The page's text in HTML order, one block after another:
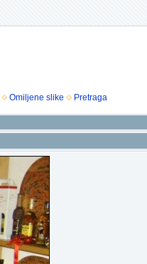
Omiljene slike Pretraga